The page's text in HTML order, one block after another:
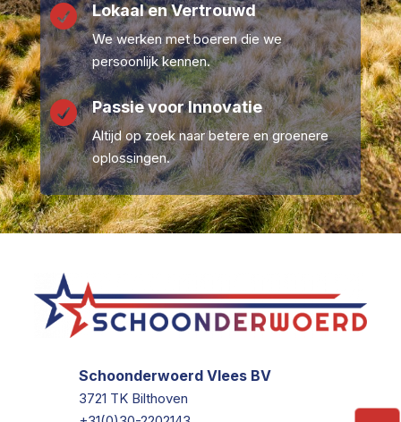
 Lokaal en Vertrouwd
We werken met boeren die we
persoonlijk kennen.
 Passie voor Innovatie
Altijd op zoek naar betere en groenere
oplossingen.
Schoonderwoerd Vlees BV
3721 TK Bilthoven